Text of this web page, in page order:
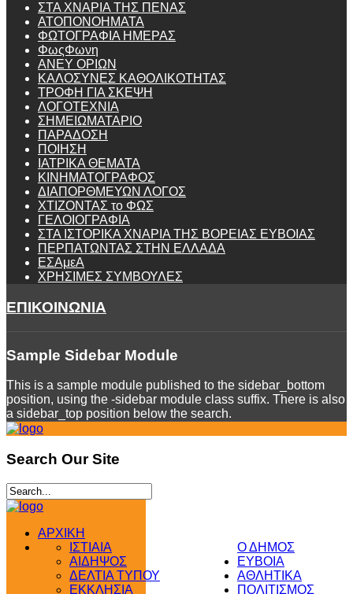
ΣΤΑ ΧΝΑΡΙΑ ΤΗΣ ΠΕΝΑΣ
ΑΤΟΠΟΝΟΗΜΑΤΑ
ΦΩΤΟΓΡΑΦΙΑ ΗΜΕΡΑΣ
ΦωςΦωνη
ANEY ΟΡΙΩΝ
ΚΑΛΟΣΥΝΕΣ ΚΑΘΟΛΙΚΟΤΗΤΑΣ
ΤΡΟΦΗ ΓΙΑ ΣΚΕΨΗ
ΛΟΓΟΤΕΧΝΙΑ
ΣΗΜΕΙΩΜΑΤΑΡΙΟ
ΠΑΡΑΔΟΣΗ
ΠΟΙΗΣΗ
ΙΑΤΡΙΚΑ ΘΕΜΑΤΑ
ΚΙΝΗΜΑΤΟΓΡΑΦΟΣ
ΔΙΑΠΟΡΘΜΕΥΩΝ ΛΟΓΟΣ
ΧΤΙΖΟΝΤΑΣ το ΦΩΣ
ΓΕΛΟΙΟΓΡΑΦΙΑ
ΣΤΑ ΙΣΤΟΡΙΚΑ ΧΝΑΡΙΑ ΤΗΣ ΒΟΡΕΙΑΣ ΕΥΒΟΙΑΣ
ΠΕΡΠΑΤΩΝΤΑΣ ΣΤΗΝ ΕΛΛΑΔΑ
ΕΣΑμεΑ
ΧΡΗΣΙΜΕΣ ΣΥΜΒΟΥΛΕΣ
ΕΠΙΚΟΙΝΩΝΙΑ
Sample Sidebar Module
This is a sample module published to the sidebar_bottom
position, using the -sidebar module class suffix. There is also
a sidebar_top position below the search.
Search Our Site
ΑΡΧΙΚΗ
Ο ΔΗΜΟΣ
ΙΣΤΙΑΙΑ
ΑΙΔΗΨΟΣ
ΔΕΛΤΙΑ ΤΥΠΟΥ
ΕΚΚΛΗΣΙΑ
ΕΥΒΟΙΑ
ΑΘΛΗΤΙΚΑ
ΠΟΛΙΤΙΣΜΟΣ